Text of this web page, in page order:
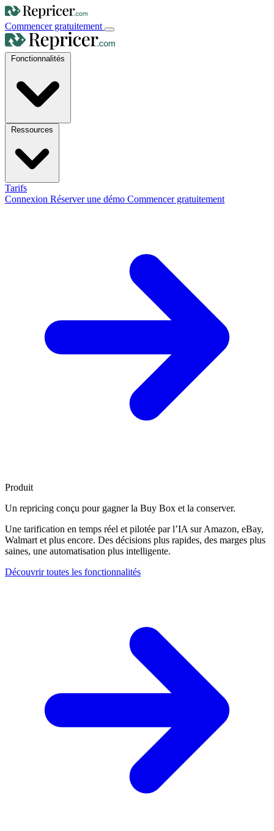
Commencer gratuitement
Tarifs
Connexion Réserver une démo Commencer gratuitement
Produit
Un repricing conçu pour gagner la Buy Box et la conserver.
Une tarification en temps réel et pilotée par l’IA sur Amazon, eBay,
Walmart et plus encore. Des décisions plus rapides, des marges plus
saines, une automatisation plus intelligente.
Découvrir toutes les fonctionnalités